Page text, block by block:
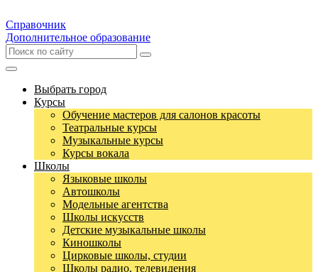
Справочник
Дополнительное образование
Выбрать город
Курсы
Обучение мастеров для салонов красоты
Театральные курсы
Музыкальные курсы
Курсы вокала
Школы
Языковые школы
Автошколы
Модельные агентства
Школы искусств
Детские музыкальные школы
Киношколы
Цирковые школы, студии
Школы радио, телевидения